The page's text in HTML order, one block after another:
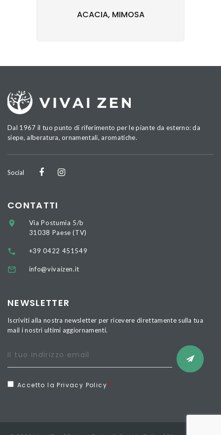
ACACIA, MIMOSA
Dal 1967 il tuo punto di riferimento per le piante da esterno: da
siepe, alberatura, ornamentali, aromatiche.
Social
CONTATTI
Via Postumia 5/b
31038 Paese (TV)
+39 0422 451549
info@vivaizen.it
NEWSLETTER
Iscriviti alla nostra newsletter per ricevere direttamente sulla tua
mail i nostri ultimi aggiornamenti.
Accetto la Privacy Policy